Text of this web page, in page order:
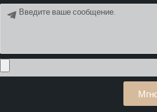
Сообщение